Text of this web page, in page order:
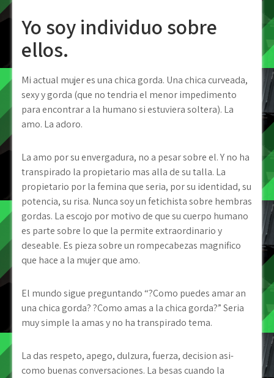
Yo soy individuo sobre
ellos.
Mi actual mujer es una chica gorda. Una chica curveada,
sexy y gorda (que no tendria el menor impedimento
para encontrar a la humano si estuviera soltera). La
amo. La adoro.
La amo por su envergadura, no a pesar sobre el. Y no ha
transpirado la propietario mas alla de su talla. La
propietario por la femina que seri­a, por su identidad, su
potencia, su risa. Nunca soy un fetichista sobre hembras
gordas. La escojo por motivo de que su cuerpo humano
es parte sobre lo que la permite extraordinario y
deseable. Es pieza sobre un rompecabezas magnifico
que hace a la mujer que amo.
El mundo sigue preguntando “?Como puedes amar an
una chica gorda? ?Como amas a la chica gorda?” Seri­a
muy simple la amas y no ha transpirado tema.
La das respeto, apego, dulzura, fuerza, decision asi­
como buenas conversaciones. La besas cuando la